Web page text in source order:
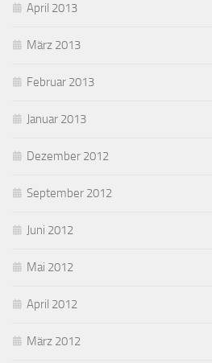
April 2013
März 2013
Februar 2013
Januar 2013
Dezember 2012
September 2012
Juni 2012
Mai 2012
April 2012
März 2012